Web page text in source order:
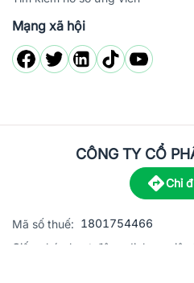
Mạng xã hội
CÔNG TY CỔ
Chỉ
Mã số thuế: 1801754466
Giấy phép hoạt động dịch vụ việc